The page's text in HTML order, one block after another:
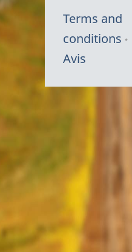
Terms and
conditions
Avis